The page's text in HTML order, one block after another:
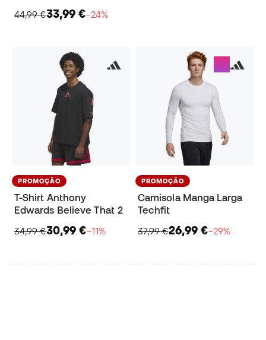
44,99 €33,99 €−24%
PROMOÇÃO
T-Shirt Anthony
Edwards Believe That 2
34,99 €30,99 €−11%
PROMOÇÃO
Camisola Manga Larga
Techfit
37,99 €26,99 €−29%